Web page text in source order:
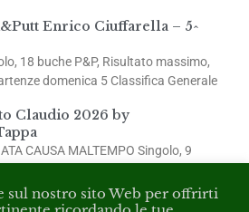
Enrico Ciuffarella – 5^
18 buche P&P, Risultato massimo,
domenica 5 Classifica Generale
Claudio 2026 by
CAUSA MALTEMPO Singolo, 9
sul nostro sito Web per offrirti